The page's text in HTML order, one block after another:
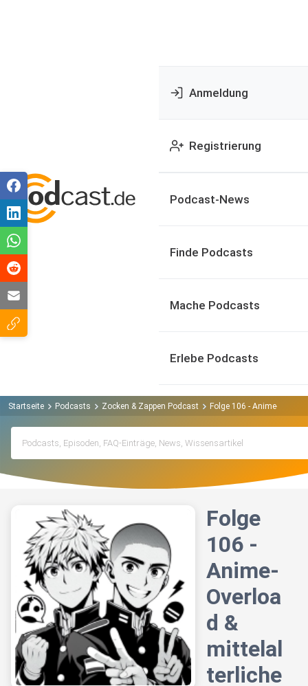
Anmeldung
Registrierung
Podcast-News
Finde Podcasts
Mache Podcasts
Erlebe Podcasts
Startseite Podcasts Zocken & Zappen Podcast Folge 106 - Anime-
Folge
106 -
Anime-
Overloa
d &
mittelal
terliche